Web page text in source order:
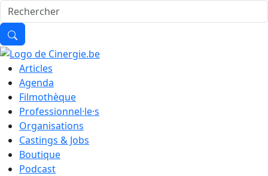
Articles
Agenda
Filmothèque
Professionnel·le·s
Organisations
Castings & Jobs
Boutique
Podcast